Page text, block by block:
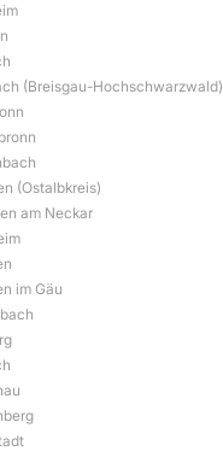
(Breisgau-Hochschwarzwald)
(Ostalbkreis)
am Neckar
im Gäu